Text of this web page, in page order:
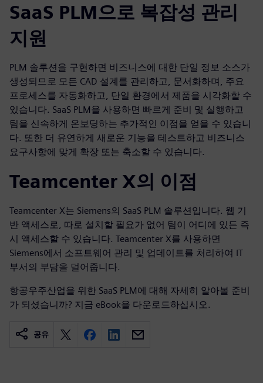
SaaS PLM으로 복잡성 관리
지원
PLM 솔루션을 구현하면 비즈니스에 대한 단일 정보 소스가
생성되므로 모든 CAD 설계를 관리하고, 문서화하며, 주요
프로세스를 자동화하고, 단일 환경에서 제품을 시각화할 수
있습니다. SaaS PLM을 사용하면 빠르게 준비 및 실행하고
팀을 신속하게 온보딩하는 추가적인 이점을 얻을 수 있습니
다. 또한 더 유연하게 새로운 기능을 테스트하고 비즈니스
요구사항에 맞게 확장 또는 축소할 수 있습니다.
Teamcenter X의 이점
Teamcenter X는 Siemens의 SaaS PLM 솔루션입니다. 웹 기
반 액세스로, 따로 설치할 필요가 없어 팀이 어디에 있든 즉
시 액세스할 수 있습니다. Teamcenter X를 사용하면
Siemens에서 소프트웨어 관리 및 업데이트를 처리하여 IT
부서의 부담을 덜어줍니다.
항공우주산업을 위한 SaaS PLM에 대해 자세히 알아볼 준비
가 되셨습니까? 지금 eBook을 다운로드하십시오.
공유